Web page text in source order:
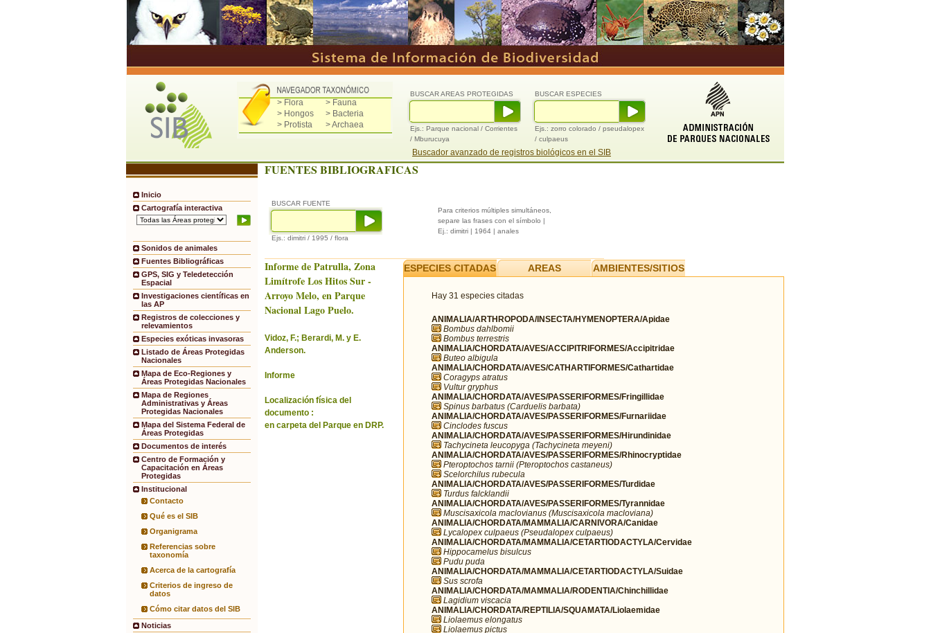
> Flora
> Fauna
> Hongos
> Bacteria
> Protista
> Archaea
BUSCAR ESPECIES
Ejs.: zorro colorado / pseudalopex
/ culpaeus
BUSCAR AREAS PROTEGIDAS
Ejs.: Parque nacional / Corrientes
/ Mburucuya
Buscador avanzado de registros biológicos en el SIB
Inicio
Cartografía interactiva
Sonidos de animales
Fuentes Bibliográficas
GPS, SIG y Teledetección
Espacial
Investigaciones científicas en
las AP
Registros de colecciones y
relevamientos
Especies exóticas invasoras
Listado de Áreas Protegidas
Nacionales
Mapa de Eco-Regiones y
Áreas Protegidas Nacionales
Mapa de Regiones
Administrativas y Áreas
Protegidas Nacionales
Mapa del Sistema Federal de
Áreas Protegidas
Documentos de interés
Centro de Formación y
Capacitación en Áreas
Protegidas
Institucional
Contacto
Qué es el SIB
Organigrama
Referencias sobre
taxonomía
Acerca de la cartografía
Criterios de ingreso de
datos
Cómo citar datos del SIB
Noticias
FUENTES BIBLIOGRAFICAS
BUSCAR FUENTE
Ejs.: dimitri / 1995 / flora
Para criterios múltiples simultáneos,
separe las frases con el símbolo |
Ej.: dimitri | 1964 | anales
Informe de Patrulla, Zona
Limítrofe Los Hitos Sur -
Arroyo Melo, en Parque
Nacional Lago Puelo.
Vidoz, F.; Berardi, M. y E.
Anderson.
Informe
Localización física del
documento :
en carpeta del Parque en DRP.
ESPECIES CITADAS AREAS AMBIENTES/SITIOS
Hay 31 especies citadas
ANIMALIA/ARTHROPODA/INSECTA/HYMENOPTERA/Apidae
Bombus dahlbomii
Bombus terrestris
ANIMALIA/CHORDATA/AVES/ACCIPITRIFORMES/Accipitridae
Buteo albigula
ANIMALIA/CHORDATA/AVES/CATHARTIFORMES/Cathartidae
Coragyps atratus
Vultur gryphus
ANIMALIA/CHORDATA/AVES/PASSERIFORMES/Fringillidae
Spinus barbatus (Carduelis barbata)
ANIMALIA/CHORDATA/AVES/PASSERIFORMES/Furnariidae
Cinclodes fuscus
ANIMALIA/CHORDATA/AVES/PASSERIFORMES/Hirundinidae
Tachycineta leucopyga (Tachycineta meyeni)
ANIMALIA/CHORDATA/AVES/PASSERIFORMES/Rhinocryptidae
Pteroptochos tarnii (Pteroptochos castaneus)
Scelorchilus rubecula
ANIMALIA/CHORDATA/AVES/PASSERIFORMES/Turdidae
Turdus falcklandii
ANIMALIA/CHORDATA/AVES/PASSERIFORMES/Tyrannidae
Muscisaxicola maclovianus (Muscisaxicola macloviana)
ANIMALIA/CHORDATA/MAMMALIA/CARNIVORA/Canidae
Lycalopex culpaeus (Pseudalopex culpaeus)
ANIMALIA/CHORDATA/MAMMALIA/CETARTIODACTYLA/Cervidae
Hippocamelus bisulcus
Pudu puda
ANIMALIA/CHORDATA/MAMMALIA/CETARTIODACTYLA/Suidae
Sus scrofa
ANIMALIA/CHORDATA/MAMMALIA/RODENTIA/Chinchillidae
Lagidium viscacia
ANIMALIA/CHORDATA/REPTILIA/SQUAMATA/Liolaemidae
Liolaemus elongatus
Liolaemus pictus